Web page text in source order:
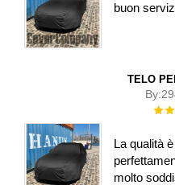
buon
TELO
By:
La qualità
molto